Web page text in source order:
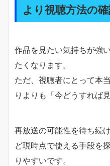
より視聴方法の
作品を見たい気持ちが強
たくなります。
ただ、視聴者にとって本
りよりも「今どうすれば
再放送の可能性を待ち続
ど現時点で使える手段を
りやすいです。